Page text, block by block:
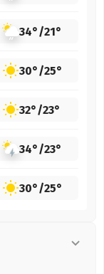
34°/21°
30°/25°
32°/23°
34°/23°
30°/25°